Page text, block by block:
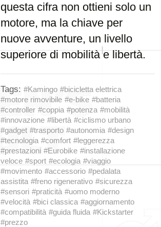
questa cifra non ottieni solo un
motore, ma la chiave per
nuove avventure, un livello
superiore di mobilità e libertà.
Tags: #Kamingo #bicicletta elettrica
#motore rimovibile #e-bike #batteria
#controller #coppia #potenza #mobilità
#innovazione #libertà #ciclismo urbano
#gadget #trasporto #autonomia #design
#tecnologia #comfort #leggerezza
#prestazioni #Eurobike #installazione
veloce #sport #ecologia #viaggio
#movimento #accessorio #pedalata
assistita #freno rigenerativo #sicurezza
#sensori #praticità #uomo moderno
#velocità #bici classica #aggiornamento
#compatibilità #guida fluida #Kickstarter
#prezzo